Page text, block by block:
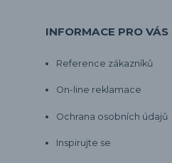
INFORMACE PRO VÁS
Reference zákazníků
On-line reklamace
Ochrana osobních údajů
Inspirujte se